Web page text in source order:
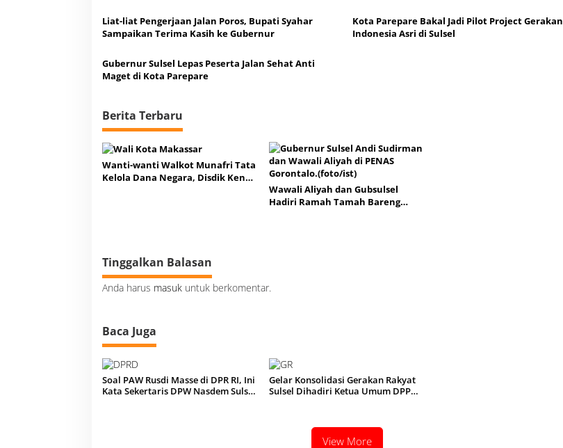
Liat-liat Pengerjaan Jalan Poros, Bupati Syahar
Sampaikan Terima Kasih ke Gubernur
Kota Parepare Bakal Jadi Pilot Project Gerakan
Indonesia Asri di Sulsel
Gubernur Sulsel Lepas Peserta Jalan Sehat Anti
Maget di Kota Parepare
Berita Terbaru
Wanti-wanti Walkot Munafri Tata
Kelola Dana Negara, Disdik Kena
Wawali Aliyah dan Gubsulsel
Hadiri Ramah Tamah Bareng
Tinggalkan Balasan
Anda harus masuk untuk berkomentar.
Baca Juga
Soal PAW Rusdi Masse di DPR RI, Ini
Kata Sekertaris DPW Nasdem Sulsel
Gelar Konsolidasi Gerakan Rakyat
Sulsel Dihadiri Ketua Umum DPP
View More